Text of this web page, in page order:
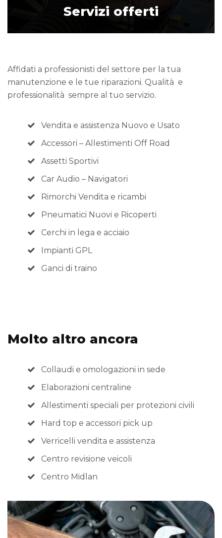
Servizi offerti
Affidati a professionisti del settore per la tua
manutenzione e le tue riparazioni. Qualità e
professionalità sempre al tuo servizio.
Vendita e assistenza Nuovo e Usato
Accessori – Allestimenti Off Road
Assetti Sportivi
Car Audio – Navigatori
Rimorchi Vendita e ricambi
Pneumatici Nuovi e Ricoperti
Cerchi in lega e acciaio
Impianti GPL
Ganci di traino
Molto altro ancora
Collaudi e omologazioni in sede
Elaborazioni centraline
Allestimenti speciali per protezioni civili
Hard top e accessori pick up
Verricelli vendita e assistenza
Centro revisione veicoli
Centro Midlan